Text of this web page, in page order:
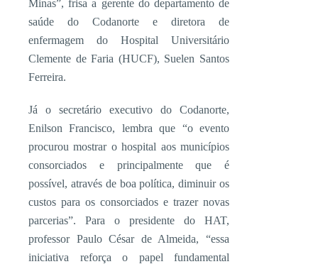
Minas”, frisa a gerente do departamento de
saúde do Codanorte e diretora de
enfermagem do Hospital Universitário
Clemente de Faria (HUCF), Suelen Santos
Ferreira.
Já o secretário executivo do Codanorte,
Enilson Francisco, lembra que “o evento
procurou mostrar o hospital aos municípios
consorciados e principalmente que é
possível, através de boa política, diminuir os
custos para os consorciados e trazer novas
parcerias”. Para o presidente do HAT,
professor Paulo César de Almeida, “essa
iniciativa reforça o papel fundamental